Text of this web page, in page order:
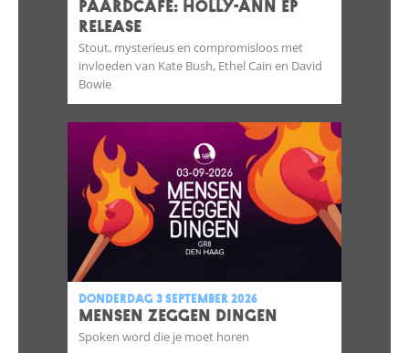
Paardcafé: HOLLY-ANN Ep
Release
Stout, mysterieus en compromisloos met
invloeden van Kate Bush, Ethel Cain en David
Bowie
donderdag 3 september 2026
MENSEN ZEGGEN DINGEN
Spoken word die je moet horen